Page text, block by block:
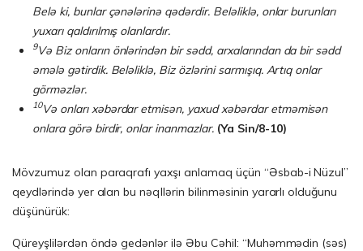
Belə ki, bunlar çənələrinə qədərdir. Beləliklə, onlar burunları
yuxarı qaldırılmış olanlardır.
9Və Biz onların önlərindən bir sədd, arxalarından da bir sədd
əmələ gətirdik. Beləliklə, Biz özlərini sarmışıq. Artıq onlar
görməzlər.
10Və onları xəbərdar etmisən, yaxud xəbərdar etməmisən
onlara görə birdir, onlar inanmazlar.(Ya Sin/8-10)
Mövzumuz olan paraqrafı yaxşı anlamaq üçün “Əsbab-i Nüzul”
qeydlərində yer alan bu nəqllərin bilinməsinin yararlı olduğunu
düşünürük:
Qüreyşlilərdən öndə gedənlər ilə Əbu Cəhil: “Muhəmmədin (səs)